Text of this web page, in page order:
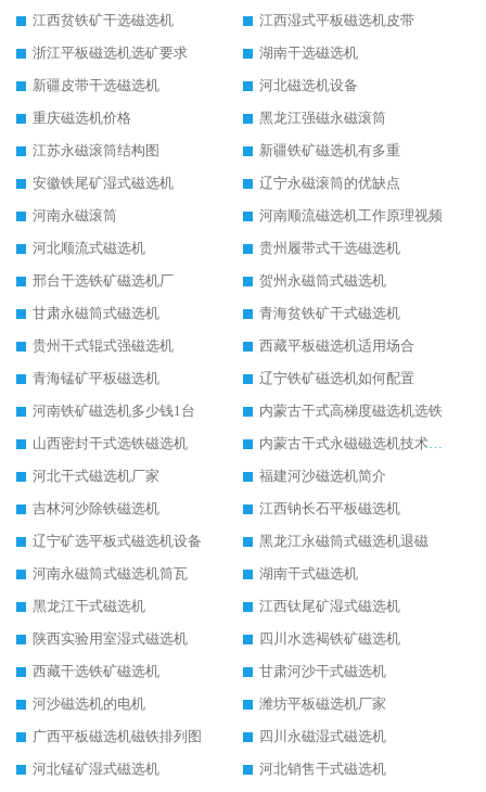
江西贫铁矿干选磁选机
江西湿式平板磁选机皮带
浙江平板磁选机选矿要求
湖南干选磁选机
新疆皮带干选磁选机
河北磁选机设备
重庆磁选机价格
黑龙江强磁永磁滚筒
江苏永磁滚筒结构图
新疆铁矿磁选机有多重
安徽铁尾矿湿式磁选机
辽宁永磁滚筒的优缺点
河南永磁滚筒
河南顺流磁选机工作原理视频
河北顺流式磁选机
贵州履带式干选磁选机
邢台干选铁矿磁选机厂
贺州永磁筒式磁选机
甘肃永磁筒式磁选机
青海贫铁矿干式磁选机
贵州干式辊式强磁选机
西藏平板磁选机适用场合
青海锰矿平板磁选机
辽宁铁矿磁选机如何配置
河南铁矿磁选机多少钱1台
内蒙古干式高梯度磁选机选铁
山西密封干式选铁磁选机
内蒙古干式永磁磁选机技术要求
河北干式磁选机厂家
福建河沙磁选机简介
吉林河沙除铁磁选机
江西钠长石平板磁选机
辽宁矿选平板式磁选机设备
黑龙江永磁筒式磁选机退磁
河南永磁筒式磁选机筒瓦
湖南干式磁选机
黑龙江干式磁选机
江西钛尾矿湿式磁选机
陕西实验用室湿式磁选机
四川水选褐铁矿磁选机
西藏干选铁矿磁选机
甘肃河沙干式磁选机
河沙磁选机的电机
潍坊平板磁选机厂家
广西平板磁选机磁铁排列图
四川永磁湿式磁选机
河北锰矿湿式磁选机
河北销售干式磁选机